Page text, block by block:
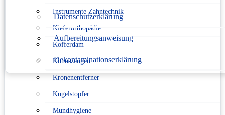
Datenschutzerklärung
Aufbereitungsanweisung
Dekontaminationserklärung
Konformitätserklärung nach Medizinprodukterecht
Instrumente Zahntechnik
Kieferorthopädie
Kofferdam
Konuszangen
Kronenentferner
Kugelstopfer
Mundhygiene